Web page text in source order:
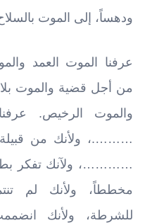
ودهساً، إلى الموت
عرفنا الموت العمد
من أجل قضية والموت بلا
والموت الرخيص.
……….، ولأنك من
…………، ولآنك تفكر
مخططاً، ولأنك لم
للشرطة، ولأنك